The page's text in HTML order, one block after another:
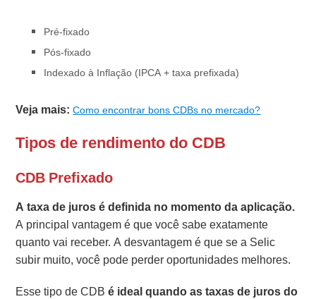
Pré-fixado
Pós-fixado
Indexado à Inflação (IPCA + taxa prefixada)
Veja mais:Como encontrar bons CDBs no mercado?
Tipos de rendimento do CDB
CDB Prefixado
A taxa de juros é definida no momento da aplicação.
A principal vantagem é que você sabe exatamente
quanto vai receber. A desvantagem é que se a Selic
subir muito, você pode perder oportunidades melhores.
Esse tipo de CDB é ideal quando as taxas de juros do